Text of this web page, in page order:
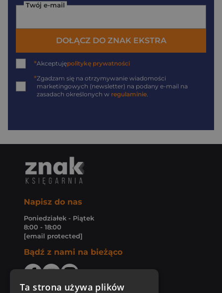
Twój e-mail
DOŁĄCZ DO ZNAK EKSTRA
*Akceptujępolitykę prywatności
*Zgadzam się na otrzymywanie wiadomości
marketingowych (newsletter) na podany e-mail na
zasadach określonych w regulaminie.
Napisz do nas
Poniedziałek - Piątek
8:00 - 18:00
[email protected]
Bądź z nami na bieżąco
Ta strona używa plików